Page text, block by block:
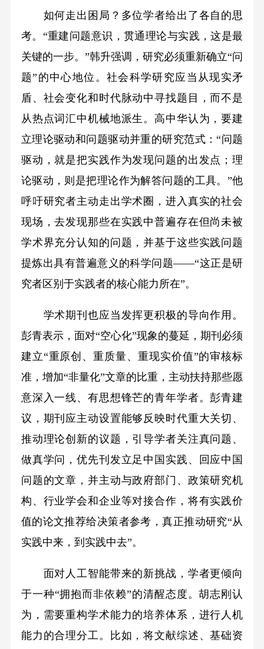
如何走出困局？多位学者给出了各自的思
考。“重建问题意识，贯通理论与实践，这是最
关键的一步。”韩升强调，研究必须重新确立“问
题”的中心地位。社会科学研究应当从现实矛
盾、社会变化和时代脉动中寻找题目，而不是
从热点词汇中机械地派生。高中华认为，要建
立理论驱动和问题驱动并重的研究范式：“问题
驱动，就是把实践作为发现问题的出发点；理
论驱动，则是把理论作为解答问题的工具。”他
呼吁研究者主动走出学术圈，进入真实的社会
现场，去发现那些在实践中普遍存在但尚未被
学术界充分认知的问题，并基于这些实践问题
提炼出具有普遍意义的科学问题——“这正是研
究者区别于实践者的核心能力所在”。
学术期刊也应当发挥更积极的导向作用。
彭青表示，面对“空心化”现象的蔓延，期刊必须
建立“重原创、重质量、重现实价值”的审核标
准，增加“非量化”文章的比重，主动扶持那些愿
意深入一线、有思想锋芒的青年学者。彭青建
议，期刊应主动设置能够反映时代重大关切、
推动理论创新的议题，引导学者关注真问题、
做真学问，优先刊发立足中国实践、回应中国
问题的文章，并主动与政府部门、政策研究机
构、行业学会和企业等对接合作，将有实践价
值的论文推荐给决策者参考，真正推动研究“从
实践中来，到实践中去”。
面对人工智能带来的新挑战，学者更倾向
于一种“拥抱而非依赖”的清醒态度。胡志刚认
为，需要重构学术能力的培养体系，进行人机
能力的合理分工。比如，将文献综述、基础资